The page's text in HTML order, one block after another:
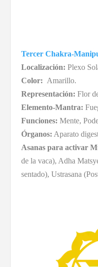
Tercer Chakra-
Localización: Plexo
Color: Amarillo.
Representación: Flor
Elemento-Mantra:
Funciones: Mente,
Órganos: Aparato
Asanas para activar
de la vaca), Adha
sentado), Ustrasana